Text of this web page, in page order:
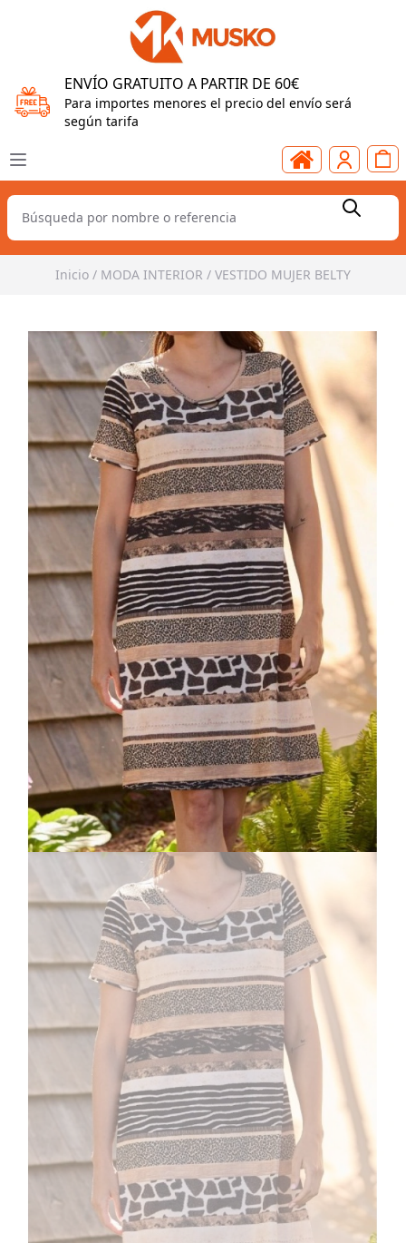
ENVÍO GRATUITO A PARTIR DE 60€
Para importes menores el precio del envío será
según tarifa
Inicio / MODA INTERIOR / VESTIDO MUJER BELTY